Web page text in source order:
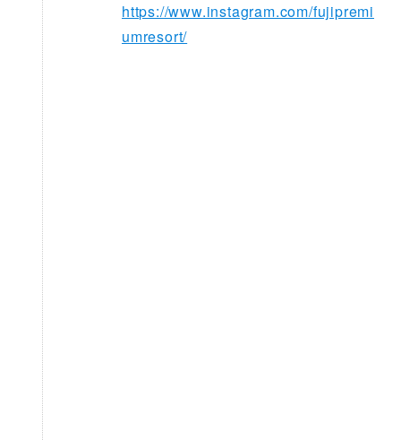
https://www.instagram.com/fujipremi
umresort/